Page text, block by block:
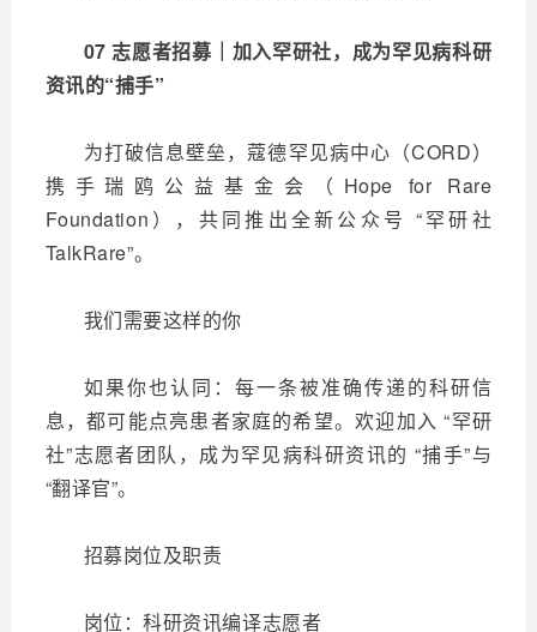
07 志愿者招募｜加入罕研社，成为罕见病科研
资讯的“捕手”
为打破信息壁垒，蔻德罕见病中心（CORD）
携手瑞鸥公益基金会（Hope for Rare
Foundation），共同推出全新公众号 “罕研社
TalkRare”。
我们需要这样的你
如果你也认同：每一条被准确传递的科研信
息，都可能点亮患者家庭的希望。欢迎加入 “罕研
社”志愿者团队，成为罕见病科研资讯的 “捕手”与
“翻译官”。
招募岗位及职责
岗位：科研资讯编译志愿者